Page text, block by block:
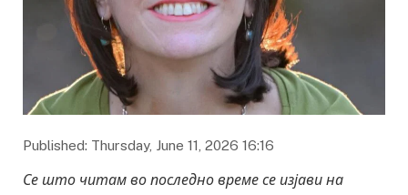
Published: Thursday, June 11, 2026 16:16
Се што читам во последно време се изјави на